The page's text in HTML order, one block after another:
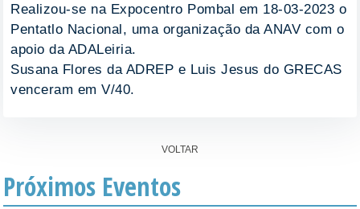
Realizou-se na Expocentro Pombal em 18-03-2023 o
Pentatlo Nacional, uma organização da ANAV com o
apoio da ADALeiria.
Susana Flores da ADREP e Luis Jesus do GRECAS
venceram em V/40.
VOLTAR
Próximos Eventos